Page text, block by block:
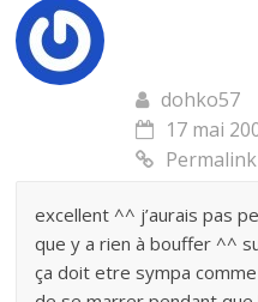
dohko57
17 mai
Permalink
excellent ^^ j’aurais pas
que y a rien à bouffer ^^
ça doit etre sympa